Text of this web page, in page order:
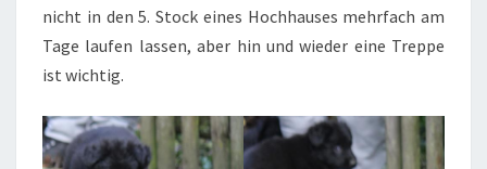
nicht in den 5. Stock eines Hochhauses mehrfach am
Tage laufen lassen, aber hin und wieder eine Treppe
ist wichtig.